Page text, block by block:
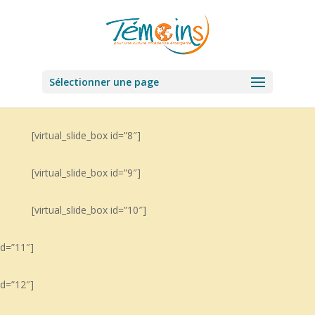
Sélectionner une page
[virtual_slide_box id=”8″]
[virtual_slide_box id=”9″]
[virtual_slide_box id=”10″]